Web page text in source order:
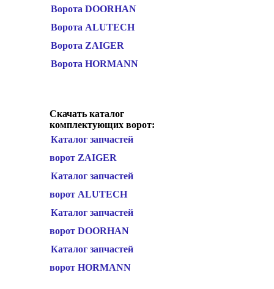
Ворота DOORHAN
Ворота ALUTECH
Ворота ZAIGER
Ворота HORMANN
Скачать каталог
комплектующих ворот:
Каталог запчастей
ворот ZAIGER
Каталог запчастей
ворот ALUTECH
Каталог запчастей
ворот DOORHAN
Каталог запчастей
ворот HORMANN